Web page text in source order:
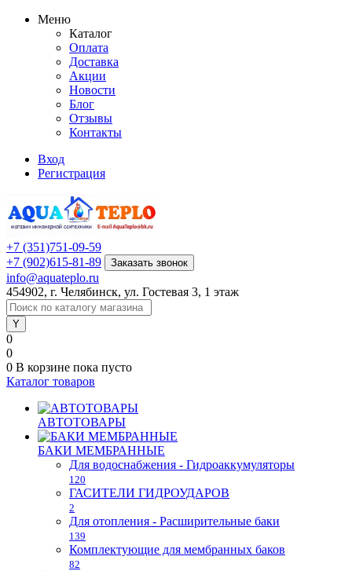
Меню
Каталог
Оплата
Доставка
Акции
Новости
Блог
Отзывы
Контакты
Вход
Регистрация
+7 (351)751-09-59
+7 (902)615-81-89
Заказать звонок
info@aquateplo.ru
454902, г. Челябинск, ул. Гостевая 3, 1 этаж
0
0
0 В корзине пока пусто
Каталог товаров
АВТОТОВАРЫ
БАКИ МЕМБРАННЫЕ
Для водоснабжения - Гидроаккумуляторы
120
ГАСИТЕЛИ ГИДРОУДАРОВ
2
Для отопления - Расширительные баки
139
Комплектующие для мембранных баков
82